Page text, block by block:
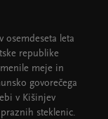
osemdeseta leta
republike
meje in
govorečega
v Kišinjev
steklenic.